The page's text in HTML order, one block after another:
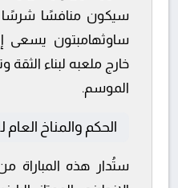
سيكون منافسًا شرسًا
ساوثهامبتون يسعى
خارج ملعبه لبناء
الموسم.
الحكم والمناخ العام
ستُدار هذه المباراة